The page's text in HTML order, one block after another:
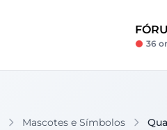
36
Mascotes e Símbolos